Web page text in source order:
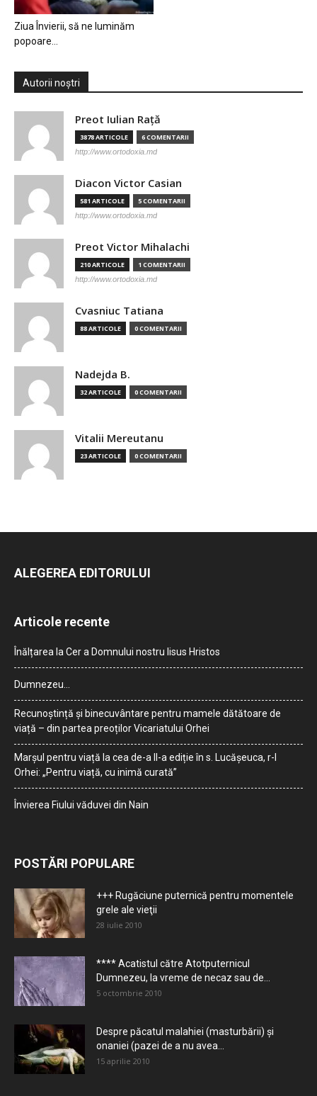
Ziua Învierii, să ne luminăm
popoare…
Autorii noștri
Preot Iulian Raţă
3878 ARTICOLE 6 COMENTARII
http://www.ortodoxia.md
Diacon Victor Casian
581 ARTICOLE 5 COMENTARII
http://www.ortodoxia.md
Preot Victor Mihalachi
210 ARTICOLE 1 COMENTARII
http://www.ortodoxia.md
Cvasniuc Tatiana
88 ARTICOLE 0 COMENTARII
Nadejda B.
32 ARTICOLE 0 COMENTARII
Vitalii Mereutanu
23 ARTICOLE 0 COMENTARII
ALEGEREA EDITORULUI
Articole recente
Înălțarea la Cer a Domnului nostru Iisus Hristos
Dumnezeu…
Recunoștință și binecuvântare pentru mamele dătătoare de
viață – din partea preoților Vicariatului Orhei
Marșul pentru viață la cea de-a II-a ediție în s. Lucășeuca, r-l
Orhei: „Pentru viață, cu inimă curată”
Învierea Fiului văduvei din Nain
POSTĂRI POPULARE
+++ Rugăciune puternică pentru momentele
grele ale vieţii
28 iulie 2010
**** Acatistul către Atotputernicul
Dumnezeu, la vreme de necaz sau de...
5 octombrie 2010
Despre păcatul malahiei (masturbării) şi
onaniei (pazei de a nu avea...
15 aprilie 2010